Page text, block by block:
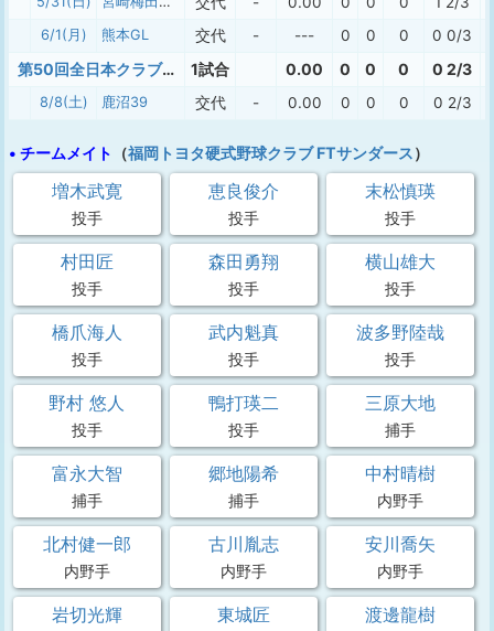
6/1(月) 熊本GL 交代 - --- 0 0 0 0 0/3
第50回全日本クラブ野球選手権大会 1試合 0.00 0 0 0 0 2/3
8/8(土) 鹿沼39 交代 - 0.00 0 0 0 0 2/3
• チームメイト （福岡トヨタ硬式野球クラブ FTサンダース）
増木武寛
投手
恵良俊介
投手
末松慎瑛
投手
村田匠
投手
森田勇翔
投手
横山雄大
投手
橋爪海人
投手
武内魁真
投手
波多野陸哉
投手
野村 悠人
投手
鴨打瑛二
投手
三原大地
捕手
富永大智
捕手
郷地陽希
捕手
中村晴樹
内野手
北村健一郎
内野手
古川胤志
内野手
安川喬矢
内野手
岩切光輝 東城匠 渡邊龍樹